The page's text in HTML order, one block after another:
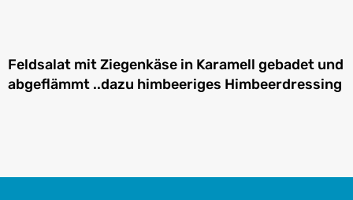
Feldsalat mit Ziegenkäse in Karamell gebadet und
abgeflämmt ..dazu himbeeriges Himbeerdressing